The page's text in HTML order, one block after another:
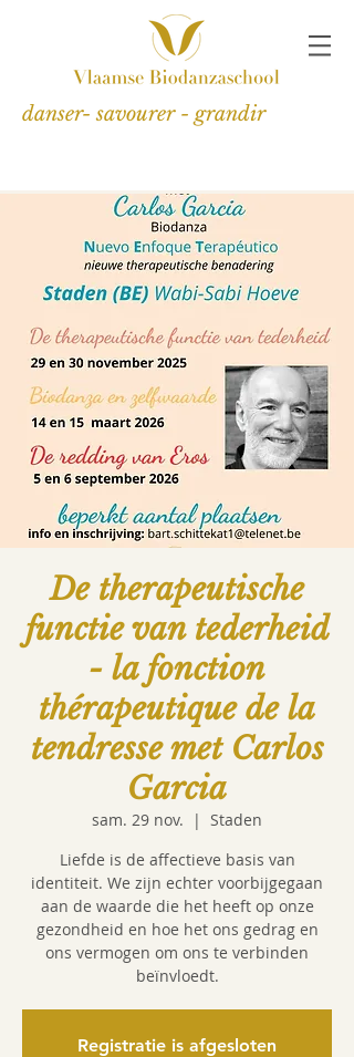
danser- savourer - grandir
De therapeutische
functie van tederheid
- la fonction
thérapeutique de la
tendresse met Carlos
Garcia
sam. 29 nov.
  |
Staden
Liefde is de affectieve basis van
identiteit. We zijn echter voorbijgegaan
aan de waarde die het heeft op onze
gezondheid en hoe het ons gedrag en
ons vermogen om ons te verbinden
Registratie is afgesloten